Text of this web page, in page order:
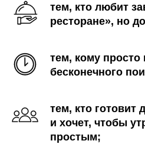
тем, кто любит
ресторане», но
тем, кому
бесконечного
тем, кто готовит
и хочет, чтобы
простым;